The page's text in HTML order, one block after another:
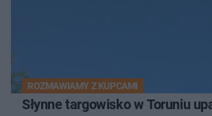
ROZMAWIAMY Z KUPCAMI
Słynne targowisko w Toruniu